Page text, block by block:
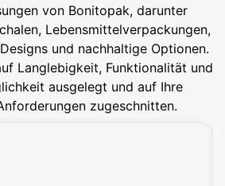
von Bonitopak, darunter
Lebensmittelverpackungen,
und nachhaltige Optionen.
Langlebigkeit, Funktionalität und
ausgelegt und auf Ihre
zugeschnitten.